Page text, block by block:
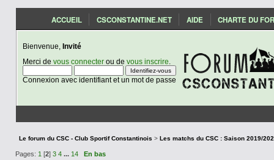
ACCUEIL CSCONSTANTINE.NET AIDE CHARTE DU
Bienvenue, Invité
Merci de vous connecterou de vous inscrire
Connexion avec identifiant et un mot de passe
Le forum du CSC - Club Sportif Constantinois >
Pages: 1 [2] 3 4 ... 14 En bas